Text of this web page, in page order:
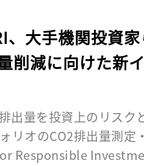
、大手機関投資
削減に向けた新
出量を投資上のリスク
リオのCO2排出量測定
Responsible